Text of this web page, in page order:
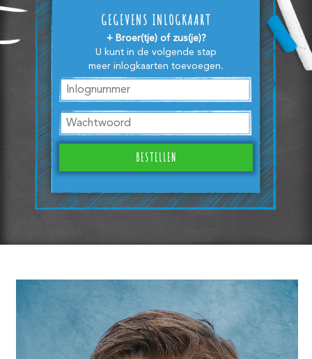
GEGEVENS INLOGKAART
+ Broer(tje) of zus(je)?
U kunt in de volgende stap
meer inlogkaarten toevoegen.